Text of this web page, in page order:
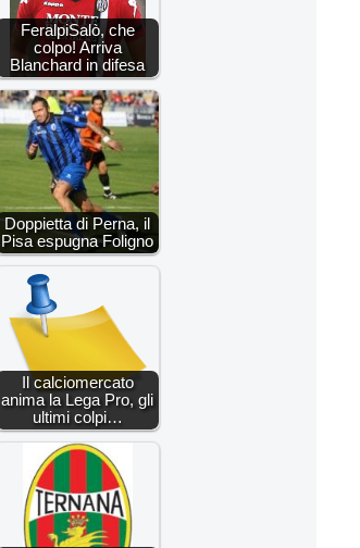
FeralpiSalò, che
colpo! Arriva
Blanchard in difesa
Doppietta di Perna, il
Pisa espugna Foligno
Il calciomercato
anima la Lega Pro, gli
ultimi colpi…